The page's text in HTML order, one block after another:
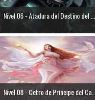
Nivel 06 - Atadura del Destino del ...
Nivel 08 - Cetro de Príncipe del Ca...